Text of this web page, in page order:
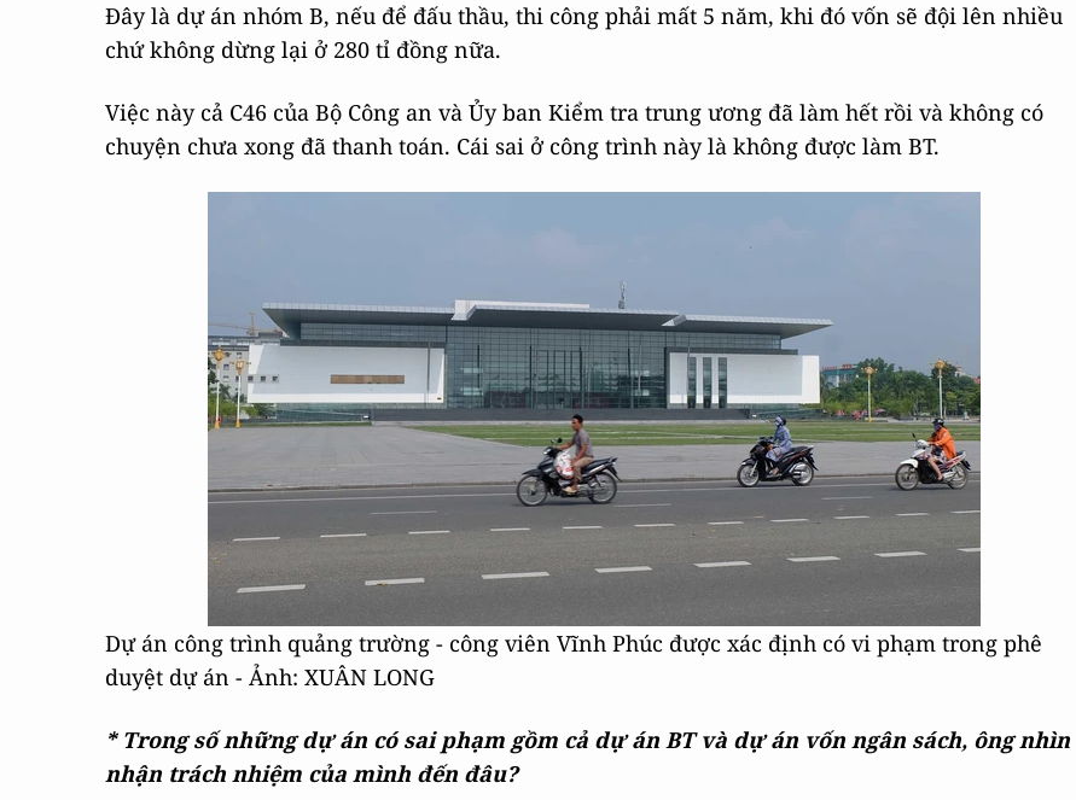
Đây là dự án nhóm B, nếu để đấu thầu, thi công phải mất 5 năm, khi đó vốn sẽ đội lên nhiều
chứ không dừng lại ở 280 tỉ đồng nữa.
Việc này cả C46 của Bộ Công an và Ủy ban Kiểm tra trung ương đã làm hết rồi và không có
chuyện chưa xong đã thanh toán. Cái sai ở công trình này là không được làm BT.
Dự án công trình quảng trường - công viên Vĩnh Phúc được xác định có vi phạm trong phê
duyệt dự án - Ảnh: XUÂN LONG
* Trong số những dự án có sai phạm gồm cả dự án BT và dự án vốn ngân sách, ông nhìn
nhận trách nhiệm của mình đến đâu?